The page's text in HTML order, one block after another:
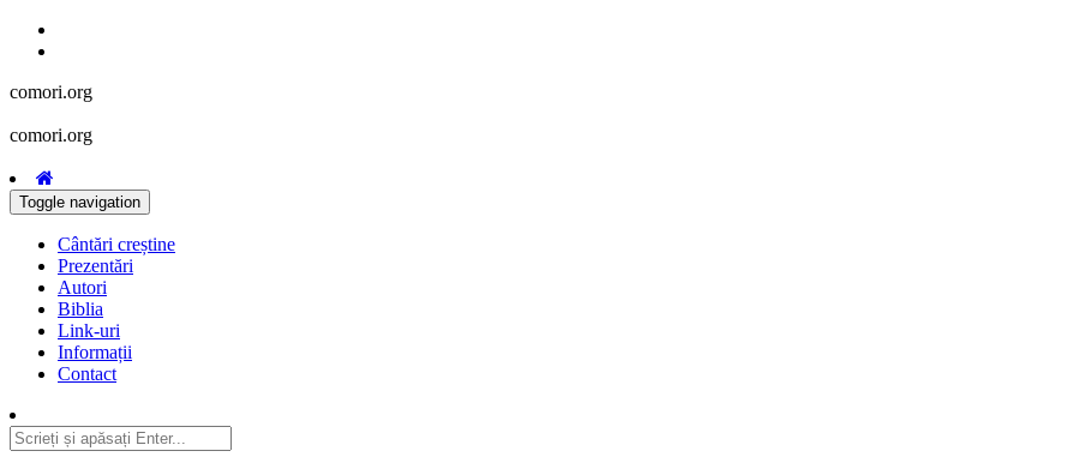
comori.org
comori.org
Toggle navigation
Cântări creștine
Prezentări
Autori
Biblia
Link-uri
Informații
Contact